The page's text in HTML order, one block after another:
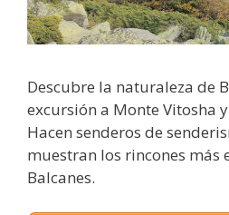
Descubre la naturaleza de
excursión a Monte Vitosha
Hacen senderos de
muestran los rincones más
Balcanes.